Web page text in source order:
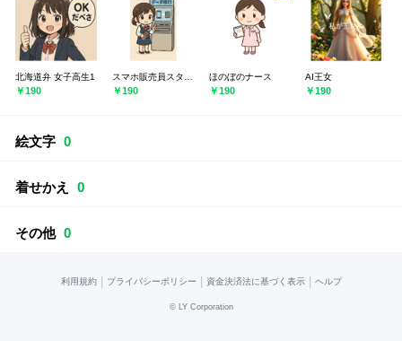
北海道弁 女子高生1
￥190 ￥190
ほのぼのナース
￥190
AI王女
￥190
絵文字 0
着せかえ 0
その他 0
利用規約 | プライバシーポリシー | 資金決済法に基づく表示 | ヘルプ
© LY Corporation